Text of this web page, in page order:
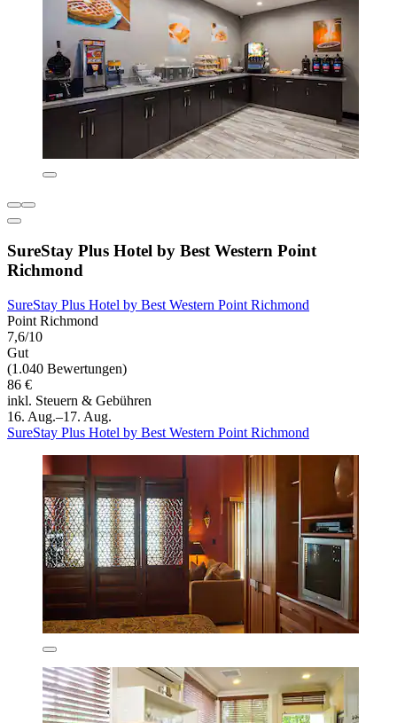
SureStay Plus Hotel by Best Western Point
Richmond
SureStay Plus Hotel by Best Western Point Richmond
Point Richmond
7,6/10
Gut
(1.040 Bewertungen)
86 €
inkl. Steuern & Gebühren
16. Aug.–17. Aug.
SureStay Plus Hotel by Best Western Point Richmond